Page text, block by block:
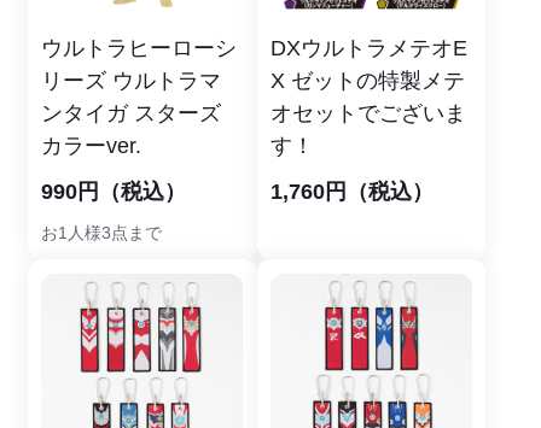
ウルトラヒーローシ
リーズ ウルトラマ
ンタイガ スターズ
カラーver.
990円（税込）
お1人様3点まで
DXウルトラメテオE
X ゼットの特製メテ
オセットでございま
す！
1,760円（税込）